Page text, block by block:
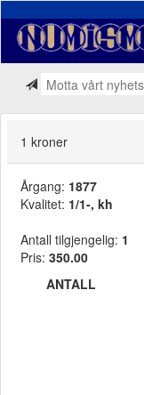
1 kroner
Årgang: 1877
Kvalitet: 1/1-, kh
Antall tilgjengelig: 1
Pris: 350.00
ANTALL